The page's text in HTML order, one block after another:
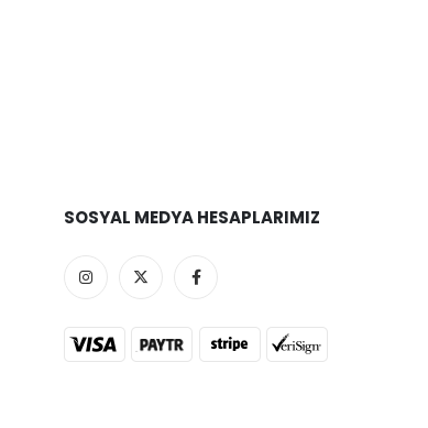
SOSYAL MEDYA HESAPLARIMIZ